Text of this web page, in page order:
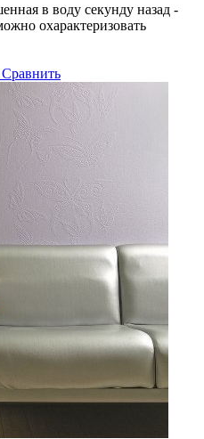
в воду секунду назад -
охарактеризовать
Сравнить